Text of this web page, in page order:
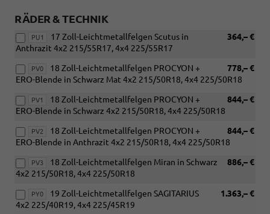
RÄDER & TECHNIK
PU1 364,– €
17 Zoll-Leichtmetallfelgen Scutus in
Anthrazit 4x2 215/55R17, 4x4 225/55R17
PV0 778,– €
18 Zoll-Leichtmetallfelgen PROCYON +
ERO-Blende in Schwarz Mat 4x2 215/50R18, 4x4 225/50R18
PV1 844,– €
18 Zoll-Leichtmetallfelgen PROCYON +
ERO-Blende in Schwarz 4x2 215/50R18, 4x4 225/50R18
PV2 844,– €
18 Zoll-Leichtmetallfelgen PROCYON +
ERO-Blende in Anthrazit 4x2 215/50R18, 4x4 225/50R18
PV3 886,– €
18 Zoll-Leichtmetallfelgen Miran in Schwarz
4x2 215/50R18, 4x4 225/50R18
PY0 1.363,– €
19 Zoll-Leichtmetallfelgen SAGITARIUS
4x2 225/40R19, 4x4 225/45R19